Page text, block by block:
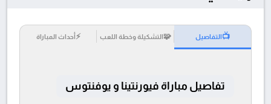
📺التفاصيل 🧩التشكيلة وخطة اللعب ⚡أحداث المباراة
تفاصيل مباراة فيورنتينا و يوفنتوس